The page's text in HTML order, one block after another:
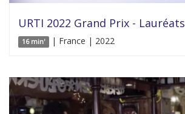
URTI 2022 Grand Prix - Lauréats
16 min' | France | 2022